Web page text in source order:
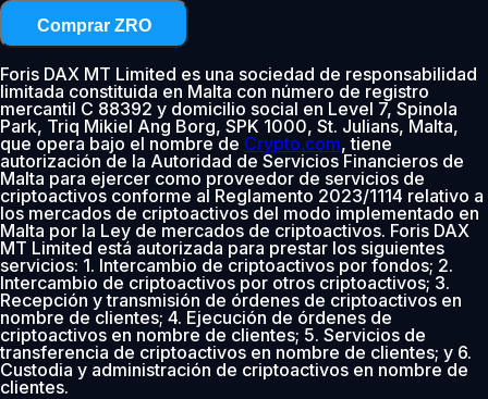
Comprar ZRO
Foris DAX MT Limited es una sociedad de responsabilidad
limitada constituida en Malta con número de registro
mercantil C 88392 y domicilio social en Level 7, Spinola
Park, Triq Mikiel Ang Borg, SPK 1000, St. Julians, Malta,
que opera bajo el nombre de Crypto.com, tiene
autorización de la Autoridad de Servicios Financieros de
Malta para ejercer como proveedor de servicios de
criptoactivos conforme al Reglamento 2023/1114 relativo a
los mercados de criptoactivos del modo implementado en
Malta por la Ley de mercados de criptoactivos. Foris DAX
MT Limited está autorizada para prestar los siguientes
servicios: 1. Intercambio de criptoactivos por fondos; 2.
Intercambio de criptoactivos por otros criptoactivos; 3.
Recepción y transmisión de órdenes de criptoactivos en
nombre de clientes; 4. Ejecución de órdenes de
criptoactivos en nombre de clientes; 5. Servicios de
transferencia de criptoactivos en nombre de clientes; y 6.
Custodia y administración de criptoactivos en nombre de
clientes.